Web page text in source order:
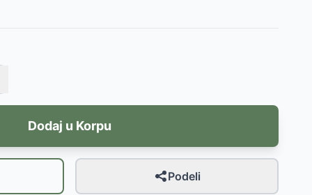
Dodaj u Korpu
Podeli